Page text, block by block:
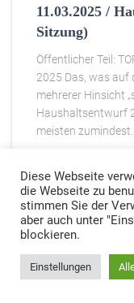
11.03.2025 /
Sitzung)
Öffentlicher Teil:
2025 Das, was auf
mehrerer Hinsicht
Haushaltsentwurf
meisten
SPD
Diese Webseite
die Webseite zu
stimmen Sie der
aber auch unter
blockieren.
Einstellungen